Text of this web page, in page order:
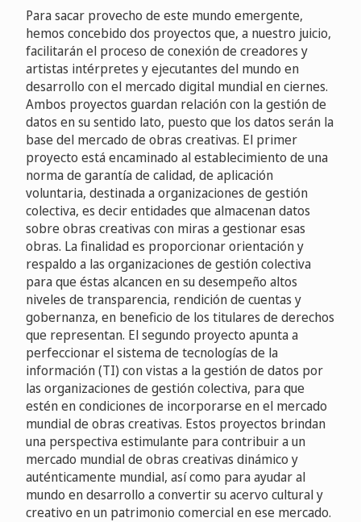
Para sacar provecho de este mundo emergente,
hemos concebido dos proyectos que, a nuestro juicio,
facilitarán el proceso de conexión de creadores y
artistas intérpretes y ejecutantes del mundo en
desarrollo con el mercado digital mundial en ciernes.
Ambos proyectos guardan relación con la gestión de
datos en su sentido lato, puesto que los datos serán la
base del mercado de obras creativas. El primer
proyecto está encaminado al establecimiento de una
norma de garantía de calidad, de aplicación
voluntaria, destinada a organizaciones de gestión
colectiva, es decir entidades que almacenan datos
sobre obras creativas con miras a gestionar esas
obras. La finalidad es proporcionar orientación y
respaldo a las organizaciones de gestión colectiva
para que éstas alcancen en su desempeño altos
niveles de transparencia, rendición de cuentas y
gobernanza, en beneficio de los titulares de derechos
que representan. El segundo proyecto apunta a
perfeccionar el sistema de tecnologías de la
información (TI) con vistas a la gestión de datos por
las organizaciones de gestión colectiva, para que
estén en condiciones de incorporarse en el mercado
mundial de obras creativas. Estos proyectos brindan
una perspectiva estimulante para contribuir a un
mercado mundial de obras creativas dinámico y
auténticamente mundial, así como para ayudar al
mundo en desarrollo a convertir su acervo cultural y
creativo en un patrimonio comercial en ese mercado.